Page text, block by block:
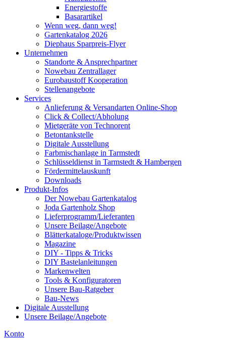
Energiestoffe
Basarartikel
Wenn weg, dann weg!
Gartenkatalog 2026
Diephaus Sparpreis-Flyer
Unternehmen
Standorte & Ansprechpartner
Nowebau Zentrallager
Eurobaustoff Kooperation
Stellenangebote
Services
Anlieferung & Versandarten Online-Shop
Click & Collect/Abholung
Mietgeräte von Technorent
Betontankstelle
Digitale Ausstellung
Farbmischanlage in Tarmstedt
Schlüsseldienst in Tarmstedt & Hambergen
Fördermittelauskunft
Downloads
Produkt-Infos
Der Nowebau Gartenkatalog
Joda Gartenholz Shop
Lieferprogramm/Lieferanten
Unsere Beilage/Angebote
Blätterkataloge/Produktwissen
Magazine
DIY - Tipps & Tricks
DIY Bastelanleitungen
Markenwelten
Tools & Konfiguratoren
Unsere Bau-Ratgeber
Bau-News
Digitale Ausstellung
Unsere Beilage/Angebote
Konto